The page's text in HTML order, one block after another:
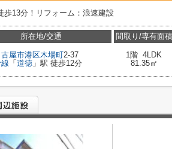
歩13分！リフォーム：浪速建設
所在地/交通
屋市港区木場町2-37
「 道徳 」駅 徒歩12分
間取り/専有面積
1階 4LDK
81.35㎡